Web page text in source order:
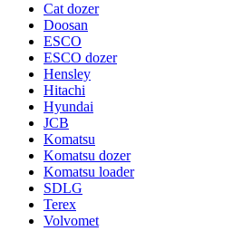
Cat dozer
Doosan
ESCO
ESCO dozer
Hensley
Hitachi
Hyundai
JCB
Komatsu
Komatsu dozer
Komatsu loader
SDLG
Terex
Volvomet